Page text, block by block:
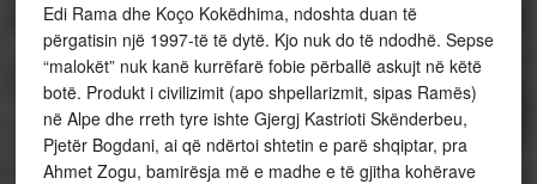
Edi Rama dhe Koço Kokëdhima, ndoshta duan të
përgatisin një 1997-të të dytë. Kjo nuk do të ndodhë. Sepse
“malokët” nuk kanë kurrëfarë fobie përballë askujt në këtë
botë. Produkt i civilizimit (apo shpellarizmit, sipas Ramës)
në Alpe dhe rreth tyre ishte Gjergj Kastrioti Skënderbeu,
Pjetër Bogdani, ai që ndërtoi shtetin e parë shqiptar, pra
Ahmet Zogu, bamirësja më e madhe e të gjitha kohërave